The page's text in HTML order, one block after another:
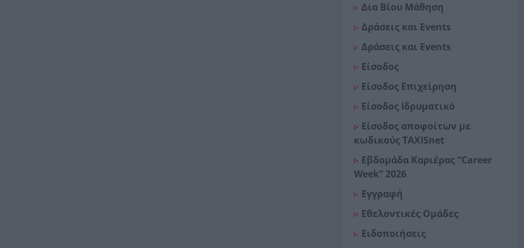
Δια Βίου Μάθηση
Δράσεις και Events
Δράσεις και Events
Είσοδος
Είσοδος Επιχείρηση
Είσοδος Ιδρυματικό
Είσοδος αποφοίτων με
κωδικούς TAXISnet
Εβδομάδα Καριέρας “Career
Week” 2026
Εγγραφή
Εθελοντικές Ομάδες
Ειδοποιήσεις